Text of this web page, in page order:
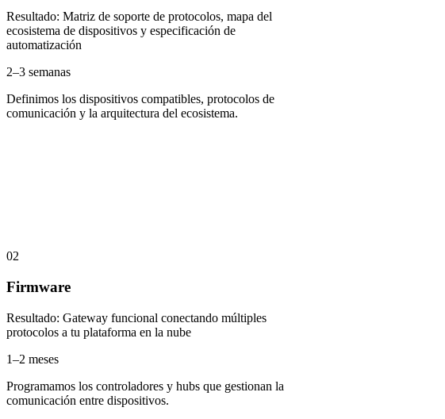
Resultado: Matriz de soporte de protocolos, mapa del
ecosistema de dispositivos y especificación de
automatización
2–3 semanas
Definimos los dispositivos compatibles, protocolos de
comunicación y la arquitectura del ecosistema.
02
Firmware
Resultado: Gateway funcional conectando múltiples
protocolos a tu plataforma en la nube
1–2 meses
Programamos los controladores y hubs que gestionan la
comunicación entre dispositivos.